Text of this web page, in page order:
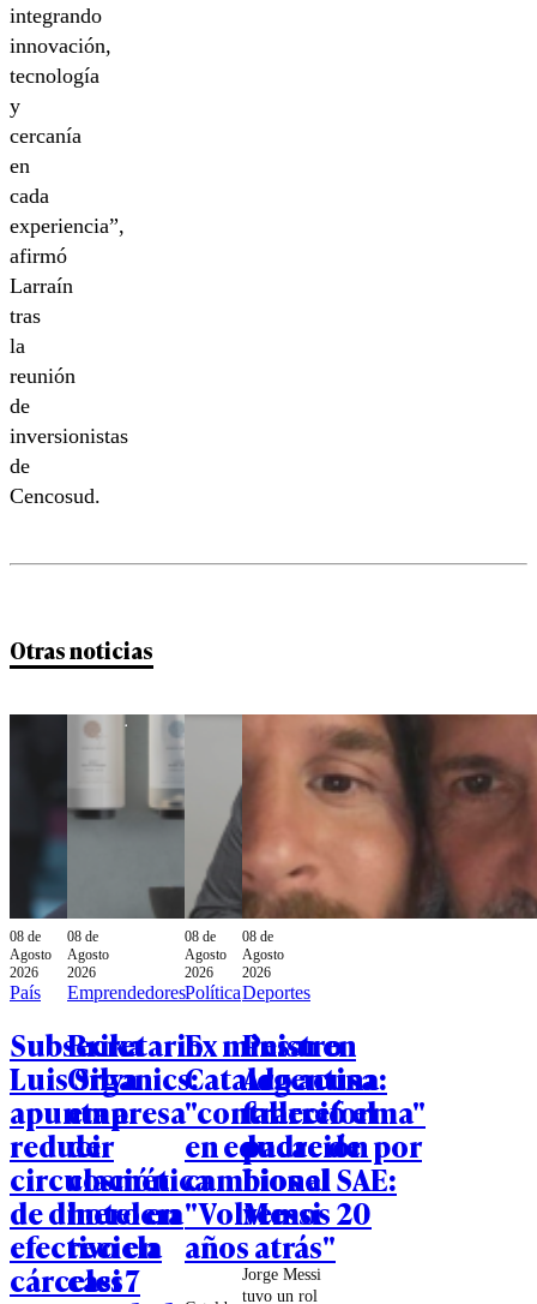
integrando
innovación,
tecnología
y
cercanía
en
cada
experiencia”,
afirmó
Larraín
tras
la
reunión
de
inversionistas
de
Cencosud.
Otras noticias
08 de
Agosto
2026
País
Subsecretario
Luis Silva
apunta a
reducir
circulación
de dinero en
efectivo en
cárceles
08 de
Agosto
2026
Emprendedores
Brika
Organics:
empresa
de
cosmética
hotelera
recicla
casi 7
08 de
Agosto
2026
Política
Ex ministro
Cataldo acusa
"contrarreforma"
en educación por
cambios al SAE:
"Volvemos 20
años atrás"
08 de
Agosto
2026
Deportes
Pesar en
Argentina:
falleció el
padre de
Lionel
Messi
Jorge Messi
tuvo un rol